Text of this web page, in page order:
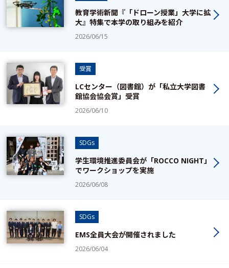
教育学術新聞『「ドローン授業」大学に拡
大』特集で本学の取り組みを紹介
2026/06/15
受賞
LCセンター（図書館）が「私立大学図書
館協会協会賞」受賞
2026/06/10
SDGs
学生環境推進委員会が「ROCCO NIGHT」
でワークショップを実施
2026/06/08
SDGs
EMS全員大会が開催されました
2026/06/04